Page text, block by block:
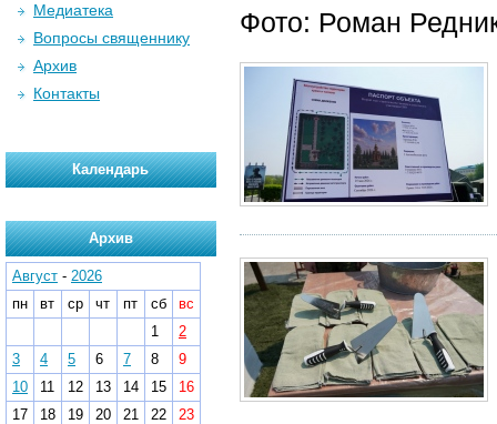
Фото: Роман
Медиатека
Вопросы священнику
Архив
Контакты
Календарь
Архив
Август - 2026
пн
вт ср чт пт сб
вс
1
2
3
4 5 6 7 8
9
10
11 12 13 14 15
16
17
18 19 20 21 22
23